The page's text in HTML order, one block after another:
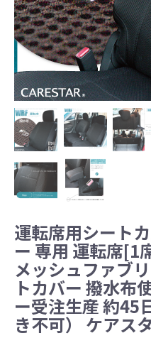
運転席用シート
ー 専用 運転席[1
メッシュファブ
トカバー 撥水布
ー受注生産 約45
き不可） ケアス